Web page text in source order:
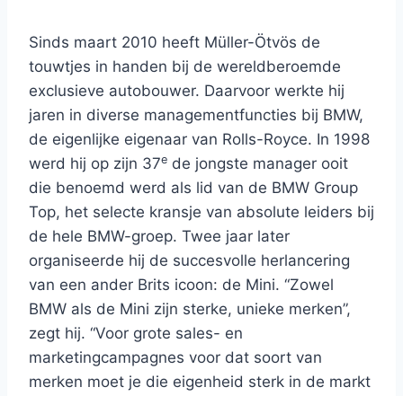
Sinds maart 2010 heeft Müller-Ötvös de
touwtjes in handen bij de wereldberoemde
exclusieve autobouwer. Daarvoor werkte hij
jaren in diverse managementfuncties bij BMW,
de eigenlijke eigenaar van Rolls-Royce. In 1998
werd hij op zijn 37e de jongste manager ooit
die benoemd werd als lid van de BMW Group
Top, het selecte kransje van absolute leiders bij
de hele BMW-groep. Twee jaar later
organiseerde hij de succesvolle herlancering
van een ander Brits icoon: de Mini. “Zowel
BMW als de Mini zijn sterke, unieke merken”,
zegt hij. “Voor grote sales- en
marketingcampagnes voor dat soort van
merken moet je die eigenheid sterk in de markt